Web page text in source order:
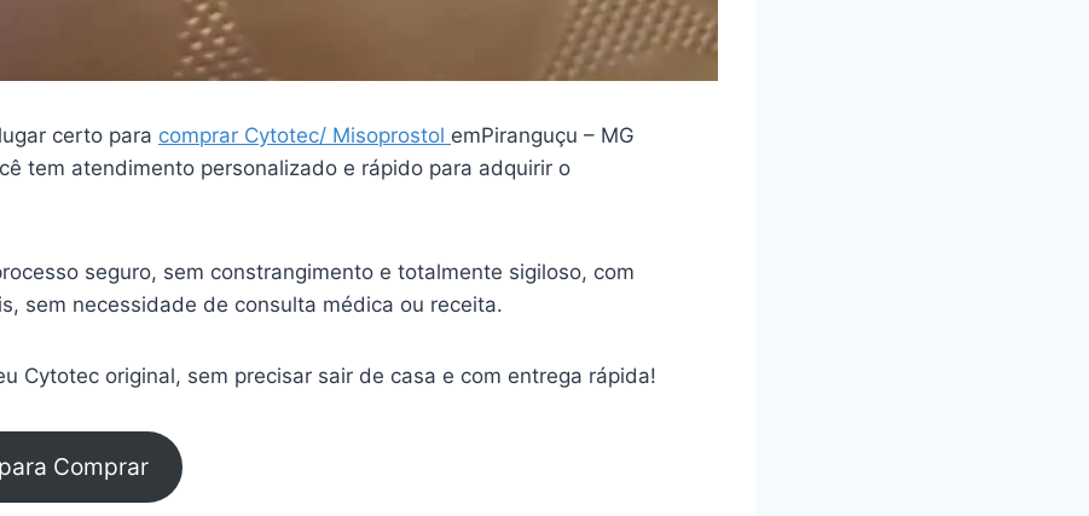
certo para comprar Cytotec/ Misoprostol emPiranguçu – MG
tem atendimento personalizado e rápido para adquirir o
seguro, sem constrangimento e totalmente sigiloso, com
sem necessidade de consulta médica ou receita.
Cytotec original, sem precisar sair de casa e com entrega rápida!
Comprar